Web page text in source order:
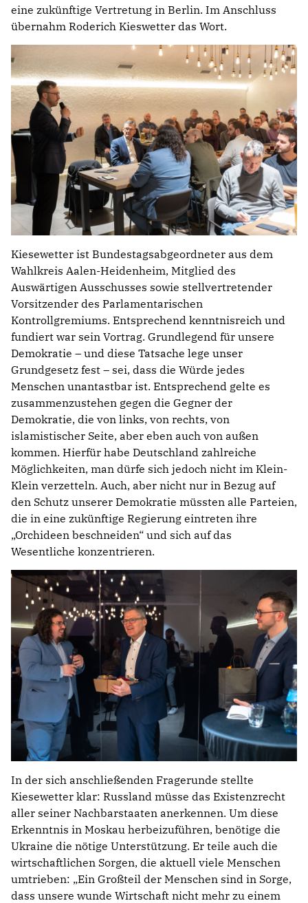
eine zukünftige Vertretung in Berlin. Im Anschluss
übernahm Roderich Kieswetter das Wort.
Kiesewetter ist Bundestagsabgeordneter aus dem
Wahlkreis Aalen-Heidenheim, Mitglied des
Auswärtigen Ausschusses sowie stellvertretender
Vorsitzender des Parlamentarischen
Kontrollgremiums. Entsprechend kenntnisreich und
fundiert war sein Vortrag. Grundlegend für unsere
Demokratie – und diese Tatsache lege unser
Grundgesetz fest – sei, dass die Würde jedes
Menschen unantastbar ist. Entsprechend gelte es
zusammenzustehen gegen die Gegner der
Demokratie, die von links, von rechts, von
islamistischer Seite, aber eben auch von außen
kommen. Hierfür habe Deutschland zahlreiche
Möglichkeiten, man dürfe sich jedoch nicht im Klein-
Klein verzetteln. Auch, aber nicht nur in Bezug auf
den Schutz unserer Demokratie müssten alle Parteien,
die in eine zukünftige Regierung eintreten ihre
Orchideen beschneiden“ und sich auf das
Wesentliche konzentrieren.
In der sich anschließenden Fragerunde stellte
Kiesewetter klar: Russland müsse das Existenzrecht
aller seiner Nachbarstaaten anerkennen. Um diese
Erkenntnis in Moskau herbeizuführen, benötige die
Ukraine die nötige Unterstützung. Er teile auch die
wirtschaftlichen Sorgen, die aktuell viele Menschen
umtrieben: „Ein Großteil der Menschen sind in Sorge,
dass unsere wunde Wirtschaft nicht mehr zu einem